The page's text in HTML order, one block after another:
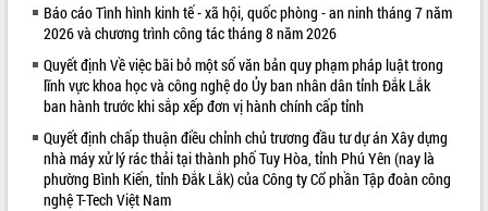
Báo cáo Tình hình kinh tế - xã hội, quốc phòng - an ninh tháng 7 năm
2026 và chương trình công tác tháng 8 năm 2026
Quyết định Về việc bãi bỏ một số văn bản quy phạm pháp luật trong
lĩnh vực khoa học và công nghệ do Ủy ban nhân dân tỉnh Đắk Lắk
ban hành trước khi sắp xếp đơn vị hành chính cấp tỉnh
Quyết định chấp thuận điều chỉnh chủ trương đầu tư dự án Xây dựng
nhà máy xử lý rác thải tại thành phố Tuy Hòa, tỉnh Phú Yên (nay là
phường Bình Kiến, tỉnh Đắk Lắk) của Công ty Cổ phần Tập đoàn công
nghệ T-Tech Việt Nam